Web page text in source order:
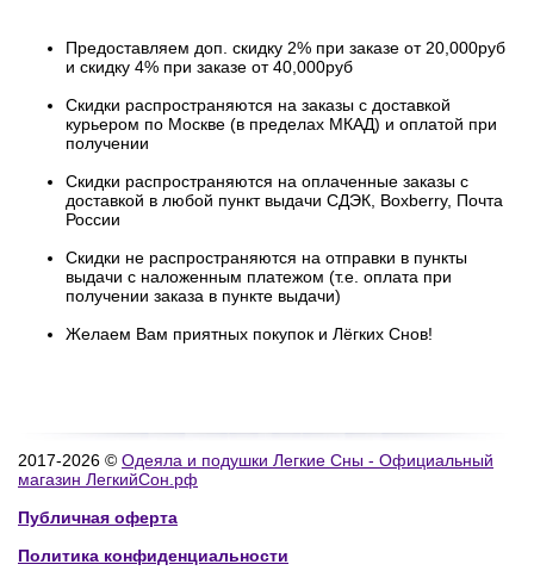
Предоставляем доп. скидку 2% при заказе от 20,000руб
и скидку 4% при заказе от 40,000руб
Скидки распространяются на заказы с доставкой
курьером по Москве (в пределах МКАД) и оплатой при
получении
Скидки распространяются на оплаченные заказы с
доставкой в любой пункт выдачи СДЭК, Boxberry, Почта
России
Скидки не распространяются на отправки в пункты
выдачи с наложенным платежом (т.е. оплата при
получении заказа в пункте выдачи)
Желаем Вам приятных покупок и Лёгких Снов!
2017-2026 © Одеяла и подушки Легкие Сны - Официальный
магазин ЛегкийСон.рф
Публичная оферта
Политика конфиденциальности